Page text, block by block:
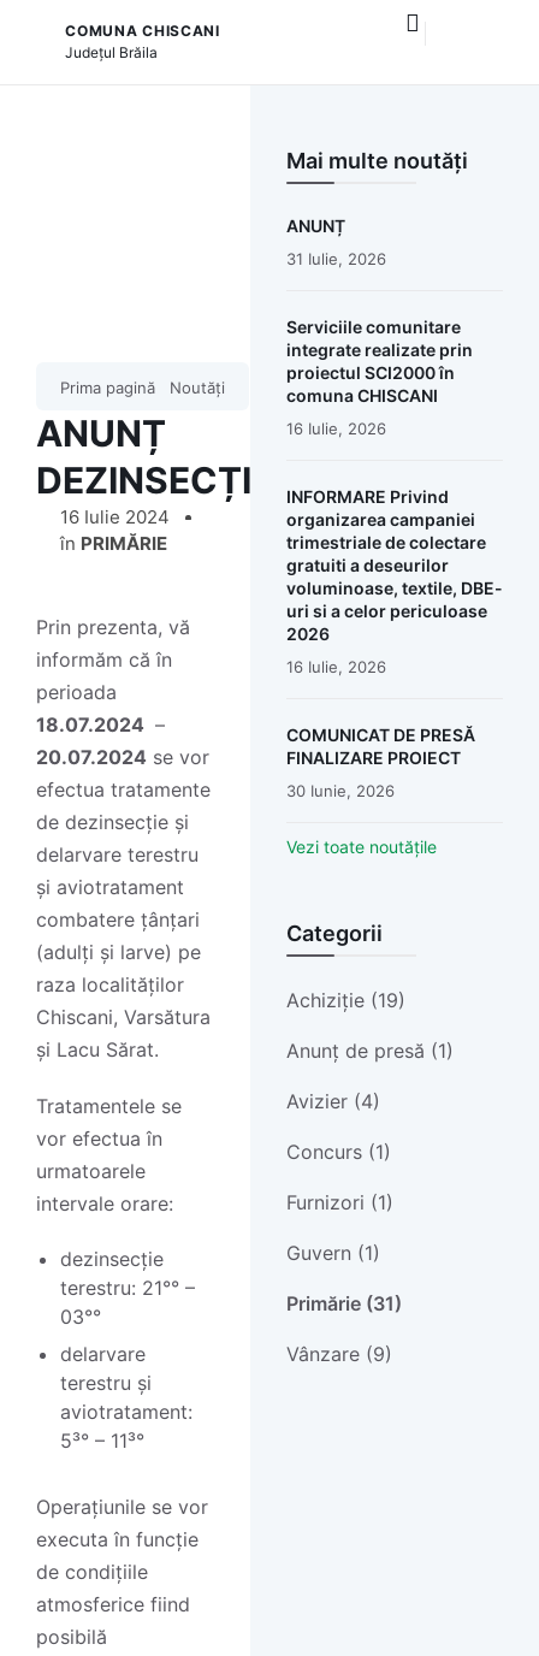
COMUNA CHISCANI
Județul Brăila
Prima pagină Noutăți
ANUNȚ
DEZINSECȚIE
16 Iulie 2024
în PRIMĂRIE
Prin prezenta, vă
informăm că în
perioada
18.07.2024 –
20.07.2024 se vor
efectua tratamente
de dezinsecție și
delarvare terestru
și aviotratament
combatere țânțari
(adulți și larve) pe
raza localităților
Chiscani, Varsătura
și Lacu Sărat.
Tratamentele se
vor efectua în
urmatoarele
intervale orare:
dezinsecție
terestru: 21°° –
03°°
delarvare
terestru și
aviotratament:
5³° – 11³°
Operațiunile se vor
executa în funcție
de condițiile
atmosferice fiind
posibilă
Mai multe noutăți
ANUNȚ
31 Iulie, 2026
Serviciile comunitare
integrate realizate prin
proiectul SCI2000 în
comuna CHISCANI
16 Iulie, 2026
INFORMARE Privind
organizarea campaniei
trimestriale de colectare
gratuiti a deseurilor
voluminoase, textile, DBE-
uri si a celor periculoase
2026
16 Iulie, 2026
COMUNICAT DE PRESĂ
FINALIZARE PROIECT
30 Iunie, 2026
Vezi toate noutățile
Categorii
Achiziție (19)
Anunț de presă (1)
Avizier (4)
Concurs (1)
Furnizori (1)
Guvern (1)
Primărie (31)
Vânzare (9)